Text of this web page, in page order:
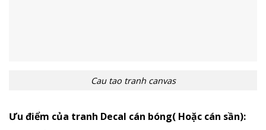
Cau tao tranh canvas
Ưu điểm của tranh Decal cán bóng( Hoặc cán sần):